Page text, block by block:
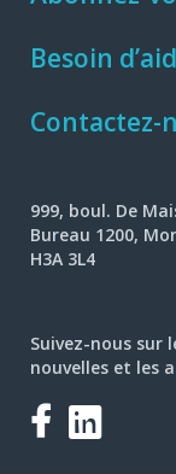
Besoin
Contactez-
999, boul. De
Bureau 1200,
H3A 3L4
Suivez-nous sur
nouvelles et les
Facebook